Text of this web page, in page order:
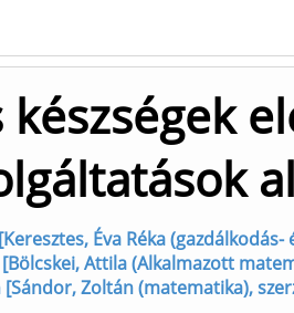
Éva Réka
Attila (Alkalmazott
Zoltán (matematika),